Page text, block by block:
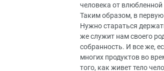
человека от
Таким образом, в
Нужно стараться
же служит нам своего
собранность. И все же,
многих продуктов во
того, как живет тело